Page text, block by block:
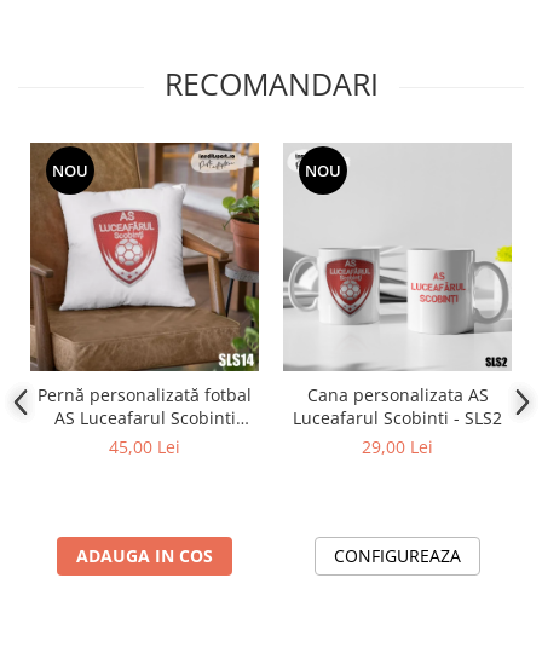
RECOMANDARI
NOU
Pernă personalizată fotbal
AS Luceafarul Scobinti
SLS14
45,00 Lei
ADAUGA IN COS
NOU
Cana personalizata AS
Luceafarul Scobinti - SLS2
29,00 Lei
CONFIGUREAZA